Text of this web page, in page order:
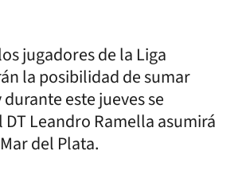
jugadores de la Liga
la posibilidad de sumar
este jueves se
Leandro Ramella asumirá
del Plata.